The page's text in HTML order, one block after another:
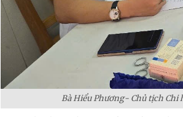
Bà Hiểu Phương- Chủ tịch